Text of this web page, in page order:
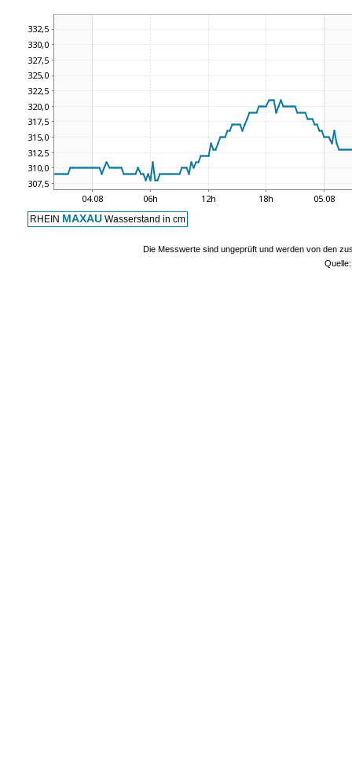
RHEIN MAXAU Wasserstand in cm
Die Messwerte sind ungeprüft und werden von den